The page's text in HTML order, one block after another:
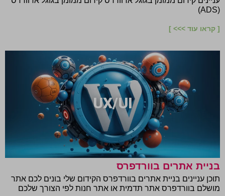
(ADS)
[ קראו עוד >>> ]
UX/UI
בניית אתרים בוורדפרס
תוכן עניינים בניית אתרים בוורדפרס הקידום שלי בונים לכם אתר
מושלם בוורדפרס אתר תדמית או אתר חנות לפי הצורך שלכם